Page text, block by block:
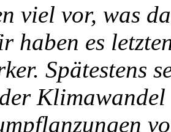
viel vor, was
haben es
Spätestens